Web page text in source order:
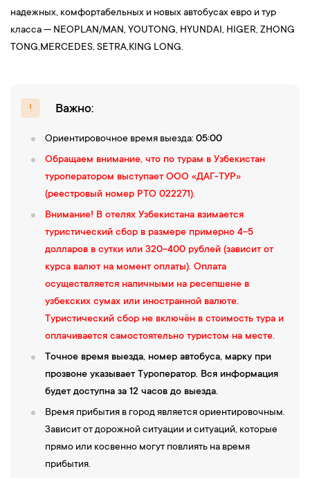
матери и Вечный огонь.
Затем сделаем короткий
фото-стоп у
Ташкентской телебашни
прогулку, мы делаем остановку у парка для высадки туристов.
обратно.
17:00 — Завершение экскурсионной программы (время
окончания программы ориентировочное).Заселение
гостиницу Ташкента. Свободное время.
5-й день
08:00 — Завтрак в гостинице. Освобождение номеров.
Посадка в автобус с багажом.
09:00 —Встреча с экскурсоводом. Отъезд на экскурсионную
программу по маршруту Ташкент-Самарканд.
09:10 — Продолжение обзорной экскурсии по Ташкенту.Вы
посетитеПамятник жертвам репрессий и Монумент Мужества
посвящённый событиям землетрясения 1966 года.
Полюбуетесь необыкновеннымДворцом Константина
Романова, облик и стиль которого непривычен для восточной
архитектуры, притягателен своим величием, изяществом,
уединением, таинственностью и недосягаемостью. Этакое
14:00 — Обед в кафе города.
надежных, комфортабельных и новых автобусах евро и тур
класса — NEOPLAN/MAN, YOUTONG, HYUNDAI, НIGER, ZHONG
TONG,MERCEDES, SETRA,KING LONG.
Важно:
Ориентировочное время выезда: 05:00
Обращаем внимание, что по турам в Узбекистан
туроператором выступает ООО «ДАГ-ТУР»
(реестровый номер РТО 022271).
Внимание! В отелях Узбекистана взимается
туристический сбор в размере примерно 4-5
долларов в сутки или 320-400 рублей (зависит от
курса валют на момент оплаты). Оплата
осуществляется наличными на ресепшене в
узбекских сумах или иностранной валюте.
Туристический сбор не включён в стоимость тура и
оплачивается самостоятельно туристом на месте.
Точное время выезда, номер автобуса, марку при
прозвоне указывает Туроператор. Вся информация
будет доступна за 12 часов до выезда.
Время прибытия в город является ориентировочным.
Зависит от дорожной ситуации и ситуаций, которые
прямо или косвенно могут повлиять на время
прибытия.